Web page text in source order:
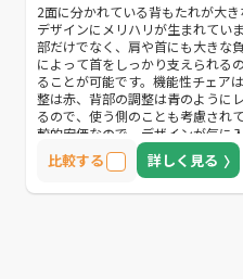
2面に分かれている背もたれが大
デザインにメリハリが生まれてい
部だけでなく、肩や首にも大きな
によって首をしっかり支えられる
ることが可能です。機能性チェア
整は赤、背部の調整は青のように
るので、使う側のことも考慮され
較的安価なので、デザインが気に
比較する 詳しく見る